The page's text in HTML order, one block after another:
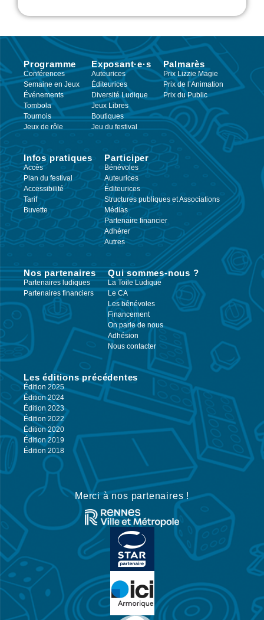
Programme
Conférences
Semaine en Jeux
Événements
Tombola
Tournois
Jeux de rôle
Exposant·e·s
Auteurices
Éditeurices
Diversité Ludique
Jeux Libres
Boutiques
Jeu du festival
Palmarès
Prix Lizzie Magie
Prix de l’Animation
Prix du Public
Infos pratiques
Accès
Plan du festival
Accessibilité
Tarif
Buvette
Participer
Bénévoles
Auteurices
Éditeurices
Structures publiques et Associations
Médias
Partenaire financier
Adhérer
Autres
Nos partenaires
Partenaires ludiques
Partenaires financiers
Qui sommes-nous ?
La Toile Ludique
Le CA
Les bénévoles
Financement
On parle de nous
Adhésion
Nous contacter
Les éditions précédentes
Édition 2025
Édition 2024
Édition 2023
Édition 2022
Édition 2020
Édition 2019
Édition 2018
Merci à nos partenaires !